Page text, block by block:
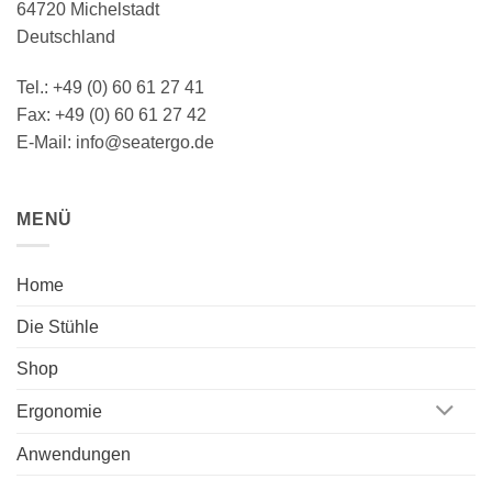
64720 Michelstadt
Deutschland
Tel.: +49 (0) 60 61 27 41
Fax: +49 (0) 60 61 27 42
E-Mail: info@seatergo.de
MENÜ
Home
Die Stühle
Shop
Ergonomie
Anwendungen